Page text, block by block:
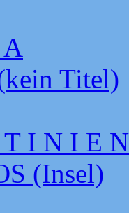
Titel)
I N I E N
(Insel)